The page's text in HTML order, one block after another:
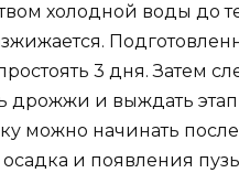
холодной воды до
3 дня. Затем
дрожжи и выждать
можно начинать
осадка и появления